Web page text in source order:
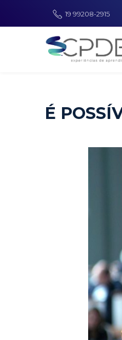
19 99208-2915
É